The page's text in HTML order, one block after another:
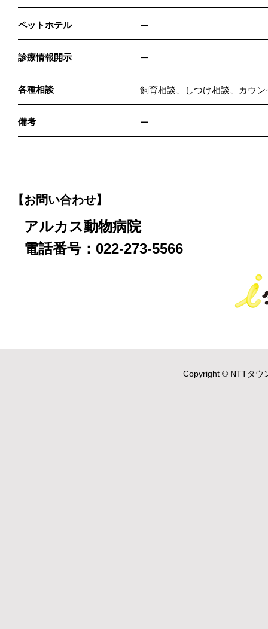
ペットホテル ー
診療情報開示 ー
各種相談 飼育相談、しつけ相談、カウン
備考 ー
【お問い合わせ】
アルカス動物病院
電話番号：022-273-5566
Copyright © NTTタウ